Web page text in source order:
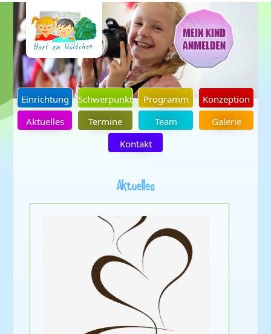
Einrichtung Schwerpunkte Programm
Konzeption
Aktuelles
Termine Team
Galerie
Kontakt
Aktuelles